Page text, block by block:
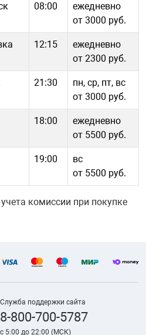
08:00
ежедневно
от 3000 руб.
12:15
ежедневно
от 2300 руб.
21:30
пн, ср, пт, вс
от 3000 руб.
18:00
ежедневно
от 5500 руб.
19:00
вс
от 5500 руб.
комиссии при покупке
Служба поддержки сайта
8-800-700-5787
с 5:00 до 22:00 (МСК)